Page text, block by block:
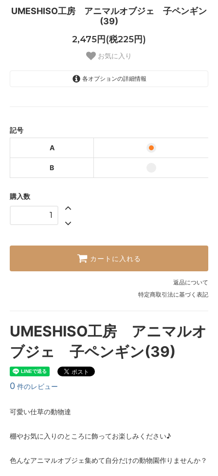
UMESHISO工房 アニマルオブジェ 子ペンギン
(39)
2,475円(税225円)
お気に入り
各オプションの詳細情報
記号
A
B
購入数
カートに入れる
返品について
特定商取引法に基づく表記
UMESHISO工房 アニマルオ
ブジェ 子ペンギン(39)
0 件のレビュー
可愛い仕草の動物達
棚やお気に入りのところに飾ってお楽しみください♪
色んなアニマルオブジェ集めて自分だけの動物園作りませんか？